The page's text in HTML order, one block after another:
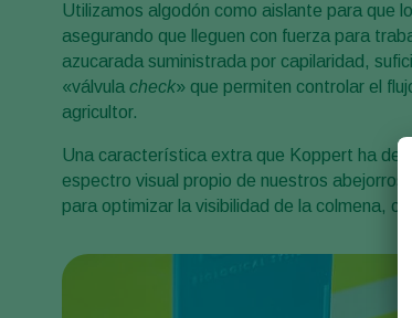
Utilizamos algodón como aislante para que
asegurando que lleguen con fuerza para
azucarada suministrada por capilaridad,
«válvulacheck» que permiten controlar el
agricultor.
Una característica extra que Koppert ha
espectro visual propio de nuestros
para optimizar la visibilidad de la colmena,